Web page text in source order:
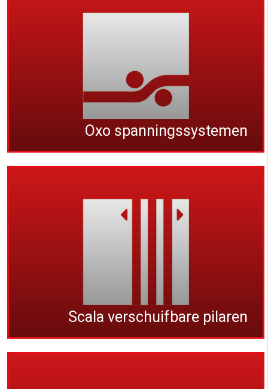
Oxo spanningssystemen
Scala verschuifbare pilaren